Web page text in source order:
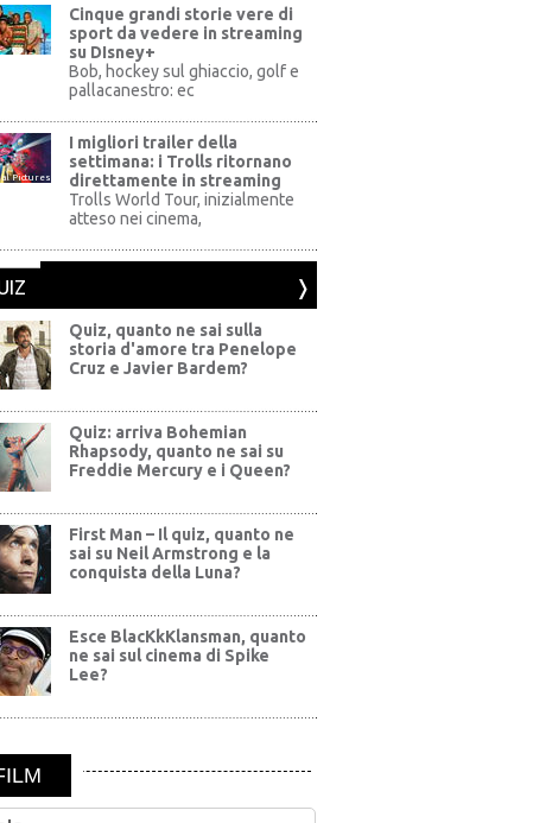
Cinque grandi storie vere di
sport da vedere in streaming
su DIsney+
Bob, hockey sul ghiaccio, golf e
pallacanestro: ec
Pictures
I migliori trailer della
settimana: i Trolls ritornano
direttamente in streaming
Trolls World Tour, inizialmente
atteso nei cinema,
Quiz, quanto ne sai sulla
storia d'amore tra Penelope
Cruz e Javier Bardem?
Quiz: arriva Bohemian
Rhapsody, quanto ne sai su
Freddie Mercury e i Queen?
First Man – Il quiz, quanto ne
sai su Neil Armstrong e la
conquista della Luna?
Esce BlacKkKlansman, quanto
ne sai sul cinema di Spike
Lee?